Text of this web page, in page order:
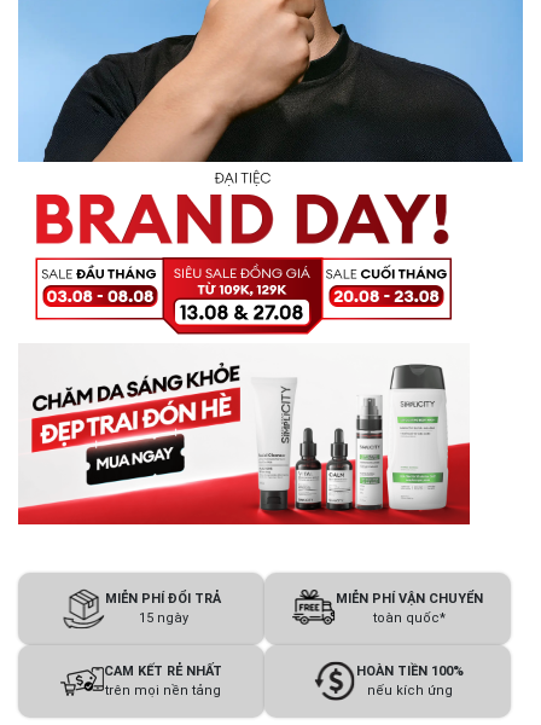
MIỄN PHÍ ĐỔI TRẢ
15 ngày
MIỄN PHÍ VẬN CHUYỂN
toàn quốc*
CAM KẾT RẺ NHẤT
trên mọi nền tảng
HOÀN TIỀN 100%
nếu kích ứng